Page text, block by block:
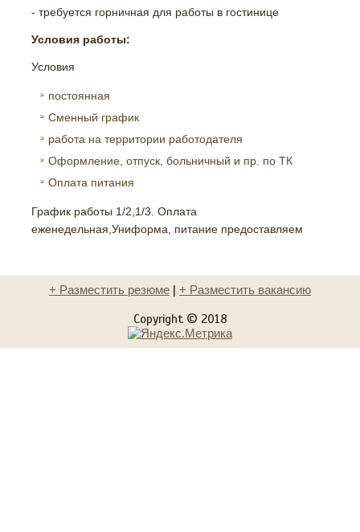
- требуется горничная для работы в гостинице
Условия работы:
Условия
постоянная
Сменный график
работа на территории работодателя
Оформление, отпуск, больничный и пр. по ТК
Оплата питания
График работы 1/2,1/3. Оплата
еженедельная,Униформа, питание предоставляем
+ Разместить резюме | + Разместить вакансию
Copyright © 2018